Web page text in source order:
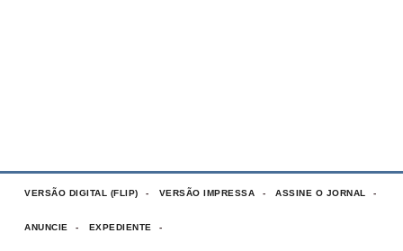
VERSÃO DIGITAL (FLIP) VERSÃO IMPRESSA ASSINE O JORNAL
ANUNCIE EXPEDIENTE